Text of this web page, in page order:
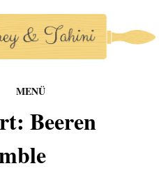
MENÜ
Beeren